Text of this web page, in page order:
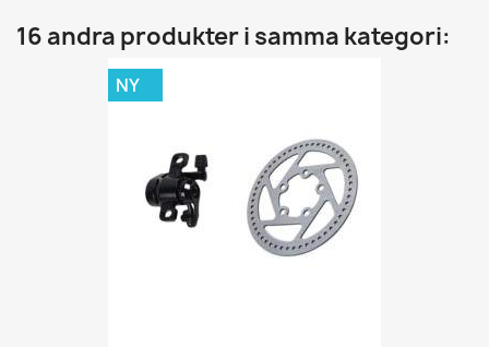
16 andra produkter i samma kategori:
NY